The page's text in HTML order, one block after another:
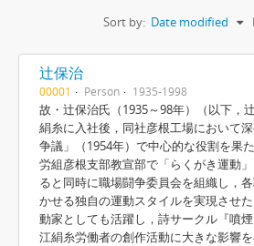
Sort by: Date modified
辻保治
00001 Person 1935-1998
故・辻保治氏（1935～98年）（以下，
絹糸に入社後，同社彦根工場において
争議」（1954年）で中心的な役割を果
労組彦根支部教宣部で「らくがき運動
ると同時に職場闘争委員会を組織し，
かせる独自の運動スタイルを実現させ
動家としても活躍し，詩サークル『噴
江絹糸労働者の創作活動に大きな影響